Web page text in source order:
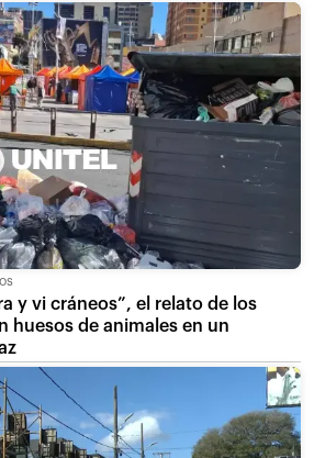
y vi cráneos”, el relato de los
huesos de animales en un